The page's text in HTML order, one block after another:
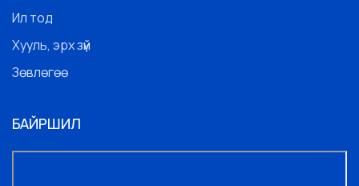
Ил тод
Хууль, эрх зүй
Зөвлөгөө
БАЙРШИЛ